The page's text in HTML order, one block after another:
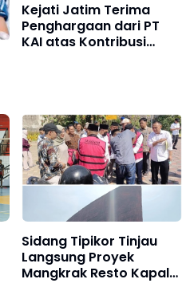
Kejati Jatim Terima
Penghargaan dari PT
KAI atas Kontribusi
Sidang Tipikor Tinjau
Langsung Proyek
Mangkrak Resto Kapal